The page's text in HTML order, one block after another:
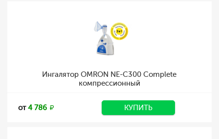
Ингалятор OMRON NE-C300 Complete
компрессионный
от4 786 КУПИТЬ